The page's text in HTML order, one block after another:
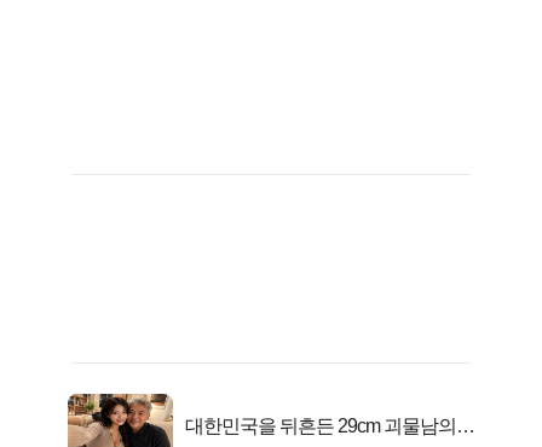
대한민국을 뒤흔든 29cm 괴물남의